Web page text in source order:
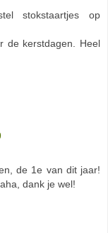
stokstaartjes op
de kerstdagen. Heel
de 1e van dit jaar!
dank je wel!